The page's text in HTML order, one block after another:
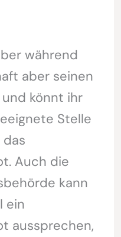
während
aber seinen
könnt ihr
Stelle
Auch die
kann
ein
aussprechen,